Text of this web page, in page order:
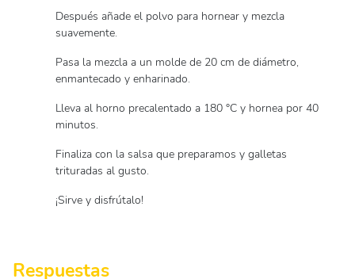
Después añade el polvo para hornear y mezcla
suavemente.
Pasa la mezcla a un molde de 20 cm de diámetro,
enmantecado y enharinado.
Lleva al horno precalentado a 180 °C y hornea por 40
minutos.
Finaliza con la salsa que preparamos y galletas
trituradas al gusto.
¡Sirve y disfrútalo!
Respuestas